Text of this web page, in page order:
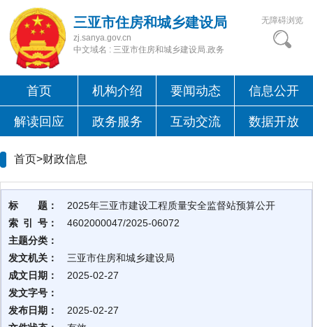
三亚市住房和城乡建设局
zj.sanya.gov.cn
中文域名 : 三亚市住房和城乡建设局.政务
无障碍浏览
首页 机构介绍 要闻动态 信息公开
解读回应 政务服务 互动交流 数据开放
首页>财政信息
标 题：
2025年三亚市建设工程质量安全监督站预算公开
索 引 号：
4602000047/2025-06072
主题分类：
发文机关：
三亚市住房和城乡建设局
成文日期：
2025-02-27
发文字号：
发布日期：
2025-02-27